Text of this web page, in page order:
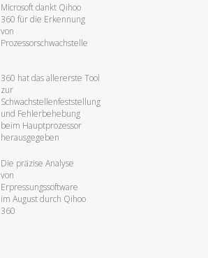
Microsoft dankt Qihoo
360 für die Erkennung
von
Prozessorschwachstelle
360 hat das allererste Tool
zur
Schwachstellenfeststellung
und Fehlerbehebung
beim Hauptprozessor
herausgegeben
Die präzise Analyse
von
Erpressungssoftware
im August durch Qihoo
360